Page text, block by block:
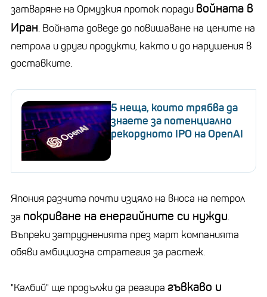
затваряне на Ормузкия проток поради войната в
Иран. Войната доведе до повишаване на цените на
петрола и други продукти, както и до нарушения в
доставките.
5 неща, които трябва да
знаете за потенциално
рекордното IPO на OpenAI
Япония разчита почти изцяло на вноса на петрол
за покриване на енергийните си нужди.
Въпреки затрудненията през март компанията
обяви амбициозна стратегия за растеж.
"Калбий" ще продължи да реагира гъвкаво и